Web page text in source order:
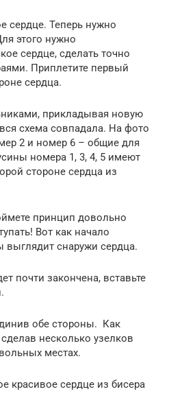
сердце. Теперь нужно
этого нужно
сердце, сделать точно
Приплетите первый
сердца.
прикладывая новую
схема совпадала. На фото
2 и номер 6 – общие для
номера 1, 3, 4, 5 имеют
стороне сердца из
принцип довольно
Вот как начало
выглядит снаружи сердца.
почти закончена, вставьте
обе стороны. Как
несколько узелков
местах.
красивое сердце из бисера